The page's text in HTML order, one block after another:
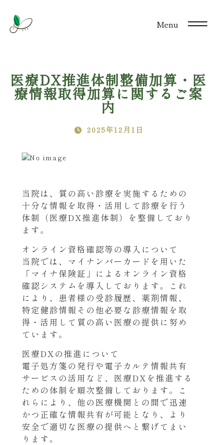
Menu
医療DX推進体制整備加算・医
療情報取得加算に関するご案
内
2025年12月1日
当院は、質の高い診療を実施するための
十分な情報を取得・活用して診療を行う
体制（医療DX推進体制）を整備しており
ます。
オンライン資格確認等の導入について
当院では、マイナンバーカードを用いた
「マイナ保険証」によるオンライン資格
確認システムを導入しております。これ
により、患者様の受診履歴、薬剤情報、
特定健診情報その他必要な診療情報を取
得・活用して質の高い医療の提供に努め
ています。
医療DXの推進について
電子処方箋の発行や電子カルテ情報共有
サービスの活用など、医療DXを推進する
ための体制を順次整備しております。こ
れらにより、他の医療機関との間で迅速
かつ正確な情報共有が可能となり、より
安全で適切な医療の提供へと繋げてまい
ります。